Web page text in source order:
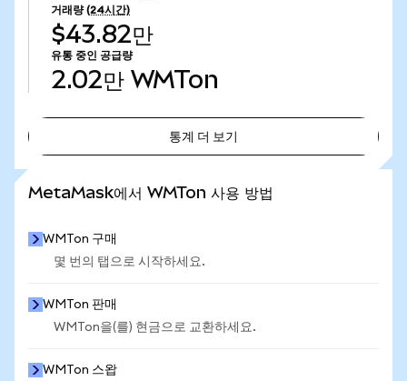
거래량 (24시간)
$43.82만
유통 중인 공급량
2.02만 WMTon
통계 더 보기
MetaMask에서 WMTon 사용 방법
WMTon 구매
몇 번의 탭으로 시작하세요.
WMTon 판매
WMTon을(를) 현금으로 교환하세요.
WMTon 스왑